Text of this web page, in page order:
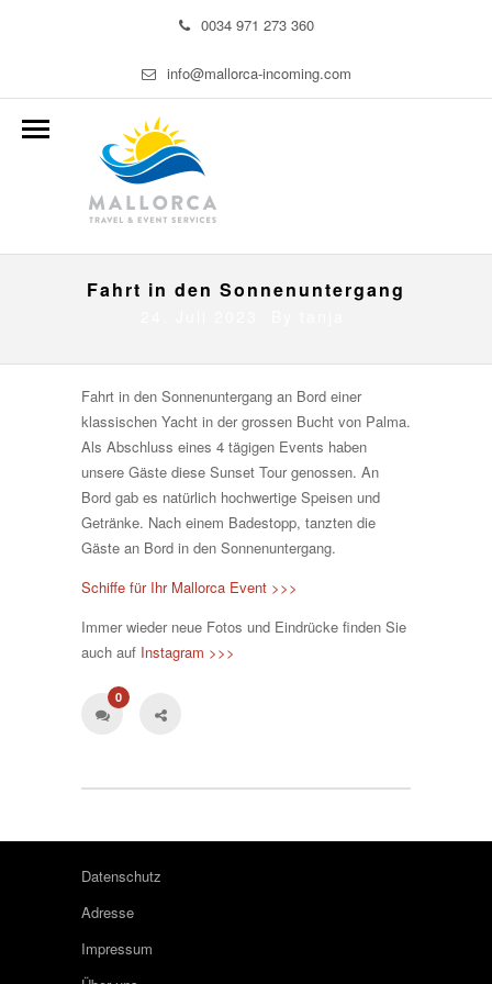
0034 971 273 360
info@mallorca-incoming.com
Fahrt in den Sonnenuntergang
Fahrt in den Sonnenuntergang an Bord einer
klassischen Yacht in der grossen Bucht von Palma.
Als Abschluss eines 4 tägigen Events haben
unsere Gäste diese Sunset Tour genossen. An
Bord gab es natürlich hochwertige Speisen und
Getränke. Nach einem Badestopp, tanzten die
Gäste an Bord in den Sonnenuntergang.
Schiffe für Ihr Mallorca Event >>>
Immer wieder neue Fotos und Eindrücke finden Sie
auch auf Instagram >>>
0
Datenschutz
Adresse
Impressum